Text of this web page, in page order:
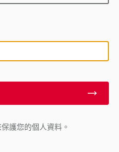
護您的個人資料。